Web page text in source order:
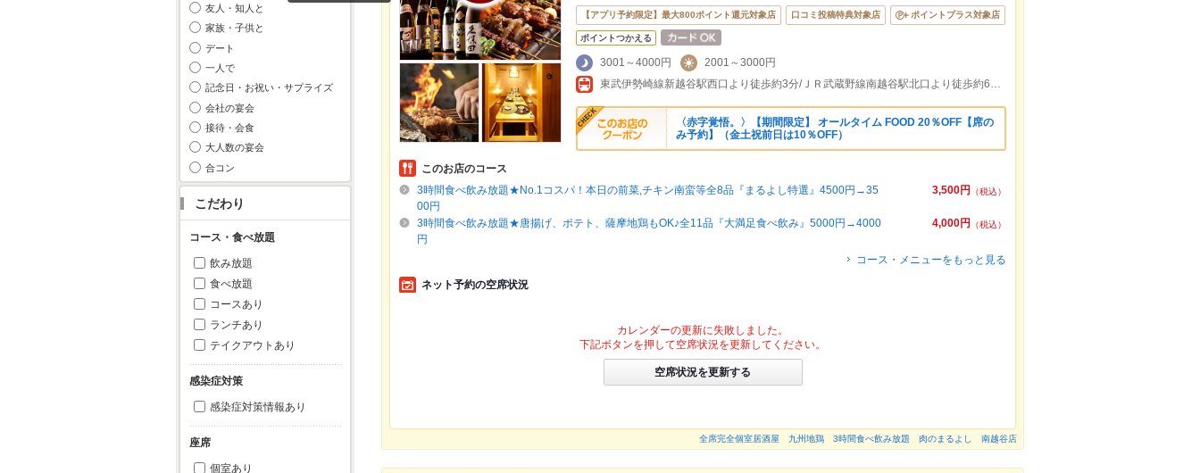
友人・知人と
家族・子供と
デート
一人で
記念日・お祝い・サプライズ
会社の宴会
接待・会食
大人数の宴会
合コン
こだわり
コース・食べ放題
飲み放題
食べ放題
コースあり
ランチあり
テイクアウトあり
感染症対策
感染症対策情報あり
座席
個室あり
【アプリ予約限定】最大800ポイント還元対象店 口コミ投稿特典対象店 ポイントプラス対象店
ポイントつかえる
3001～4000円
2001～3000円
東武伊勢崎線新越谷駅西口より徒歩約3分/ＪＲ武蔵野線南越谷駅北口より徒歩約6分【完全個室】もご用意しております♪
〈赤字覚悟。〉【期間限定】 オールタイム FOOD 20％OFF【席の
み予約】（金土祝前日は10％OFF）
このお店のコース
3,500円
（税込）
3時間食べ飲み放題★No.1コスパ！本日の前菜,チキン南蛮等全8品『まるよし特選』4500円→35
00円
4,000円
（税込）
3時間食べ飲み放題★唐揚げ、ポテト、薩摩地鶏もOK♪全11品『大満足食べ飲み』5000円→4000
円
コース・メニューをもっと見る
ネット予約の空席状況
カレンダーの更新に失敗しました。
下記ボタンを押して空席状況を更新してください。
空席状況を更新する
全席完全個室居酒屋 九州地鶏 3時間食べ飲み放題 肉のまるよし 南越谷店